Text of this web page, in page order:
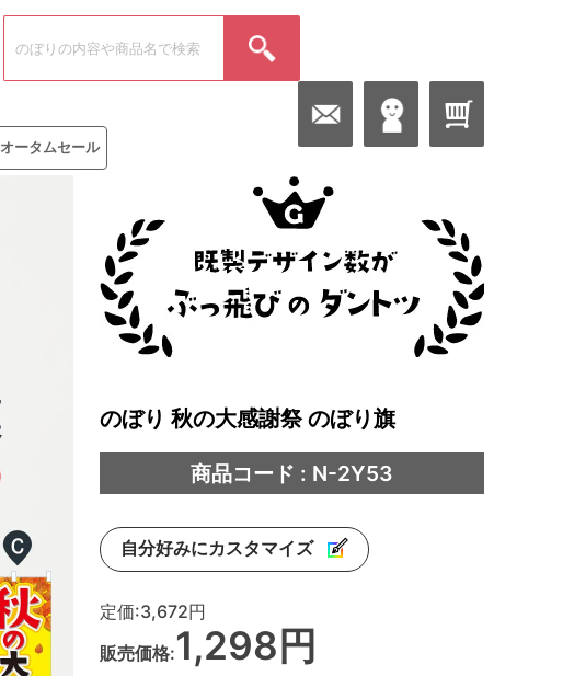
オータムセール
のぼり 秋の大感謝祭 のぼり旗
商品コード : N-2Y53
自分好みにカスタマイズ
定価:3,672円
販売価格:1,298円